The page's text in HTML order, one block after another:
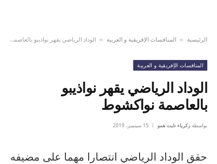
الرئيسية » المنافسات الإفريقية و العربية » الوداد الرياضي يقهر نواذيبو بالعاصمة نواكشوط
المنافسات الإفريقية و العربية
الوداد الرياضي يقهر نواذيبو
بالعاصمة نواكشوط
بواسطة زكرياء نايت همو 15 سبتمبر، 2019
حقق الوداد الرياضي انتصارا مهما على مضيفه